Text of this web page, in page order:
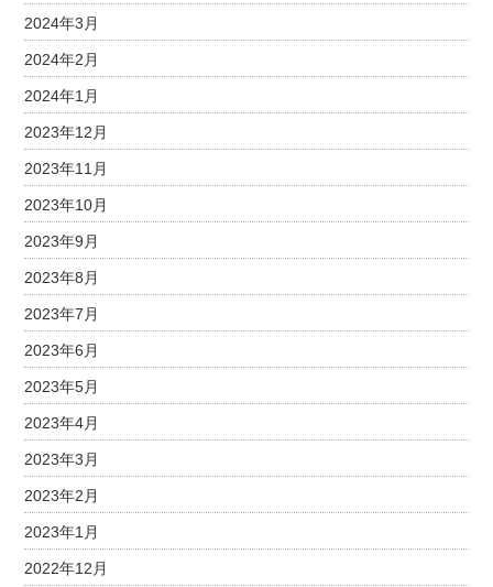
2024年3月
2024年2月
2024年1月
2023年12月
2023年11月
2023年10月
2023年9月
2023年8月
2023年7月
2023年6月
2023年5月
2023年4月
2023年3月
2023年2月
2023年1月
2022年12月